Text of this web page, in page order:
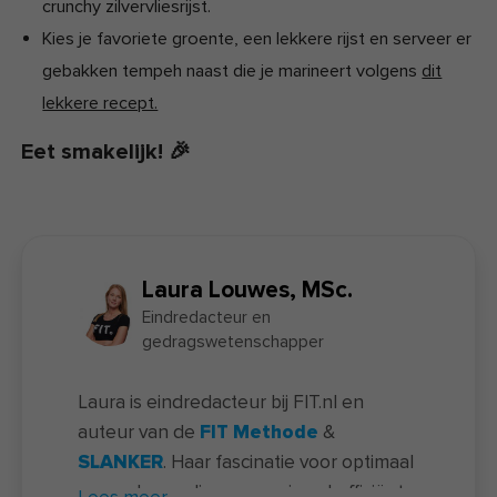
crunchy zilvervliesrijst.
Kies je favoriete groente, een lekkere rijst en serveer er
gebakken tempeh naast die je marineert volgens dit
lekkere recept.
Eet smakelijk! 🎉
Laura Louwes, MSc.
Eindredacteur en
gedragswetenschapper
Laura is eindredacteur bij FIT.nl en
auteur van de FIT Methode &
SLANKER. Haar fascinatie voor optimaal
gezonde voeding en maximaal efficiënt